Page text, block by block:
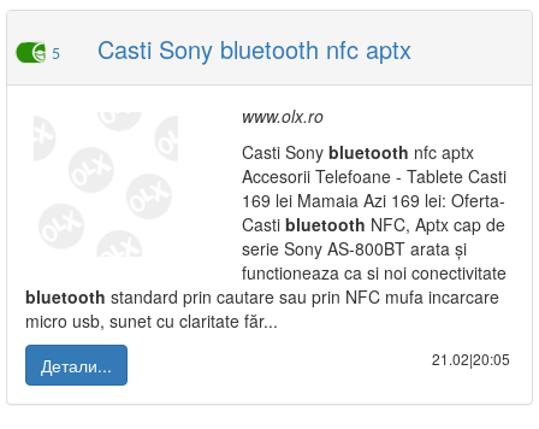
5 Casti Sony bluetooth nfc aptx
www.olx.ro
Casti Sony bluetooth nfc aptx
Accesorii Telefoane - Tablete Casti
169 lei Mamaia Azi 169 lei: Oferta-
Casti bluetooth NFC, Aptx cap de
serie Sony AS-800BT arata și
functioneaza ca si noi conectivitate
bluetooth standard prin cautare sau prin NFC mufa incarcare
micro usb, sunet cu claritate făr...
Детали...
21.02|20:05